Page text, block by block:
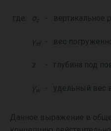
где: σz - вертикальное
γ ef - вес
z - глубина под
γ w - удельный вес
Данное выражение в